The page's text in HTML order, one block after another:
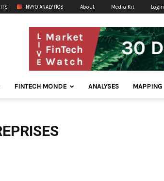
INVYO ANALYTICS About Media Kit Login
FINTECH MONDE ANALYSES MAPPING